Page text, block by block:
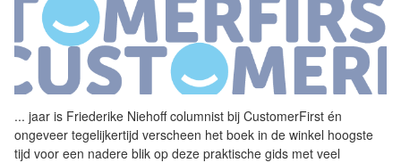
... jaar is Friederike Niehoffcolumnist bij CustomerFirst én
ongeveer tegelijkertijd verscheen het boek in de winkel hoogste
tijd voor een nadere blik op deze praktische gids met veel